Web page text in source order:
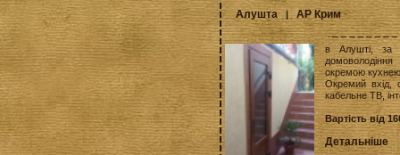
Алушта | АР Крим
в Алушті, за
окремою
Окремий вхід,
кабельне ТВ,
Вартість від
Детальніше